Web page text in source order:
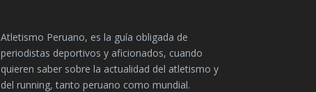
Atletismo Peruano, es la guía obligada de
periodistas deportivos y aficionados, cuando
quieren saber sobre la actualidad del atletismo y
del running, tanto peruano como mundial.